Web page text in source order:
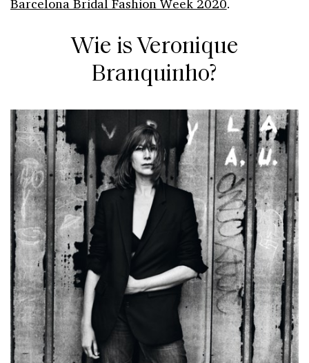
Barcelona Bridal Fashion Week 2020.
Wie is Veronique
Branquinho?